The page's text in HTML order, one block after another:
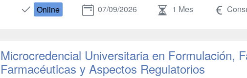
Online 07/09/2026 1 Mes
Microcredencial Universitaria en Formulación,
Farmacéuticas y Aspectos Regulatorios